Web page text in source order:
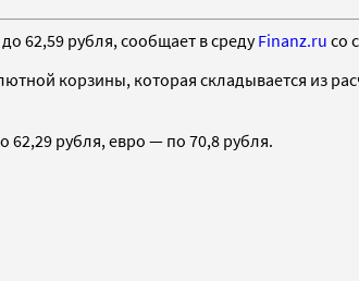
62,59 рубля, сообщает в средуFinanz.ru со
корзины, которая складывается из
62,29 рубля, евро — по 70,8 рубля.